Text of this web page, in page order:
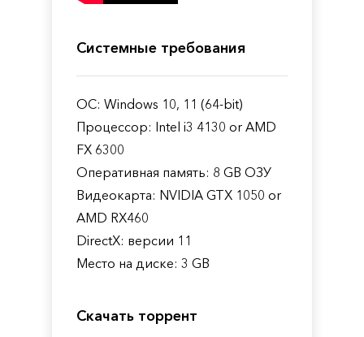
Системные требования
ОС: Windows 10, 11 (64-bit)
Процессор: Intel i3 4130 or AMD
FX 6300
Оперативная память: 8 GB ОЗУ
Видеокарта: NVIDIA GTX 1050 or
AMD RX460
DirectX: версии 11
Место на диске: 3 GB
Скачать торрент